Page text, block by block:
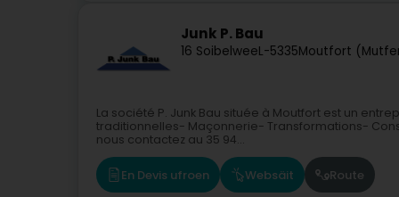
Junk P. Bau
16 SoibelweeL-5335Moutfort
La société P. Junk Bau située à Moutfort est un
traditionnelles- Maçonnerie- Transformations-
nous contactez au 35 94...
En Devis ufroen Websäit Route